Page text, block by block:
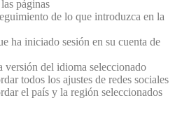
páginas
de lo que introduzca en la
ha iniciado sesión en su cuenta de
versión del idioma seleccionado
todos los ajustes de redes sociales
el país y la región seleccionados